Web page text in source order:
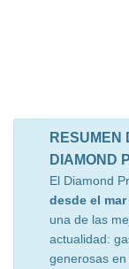
RESUMEN
DIAMOND
El Diamond
desde el
una de las
actualidad:
generosas